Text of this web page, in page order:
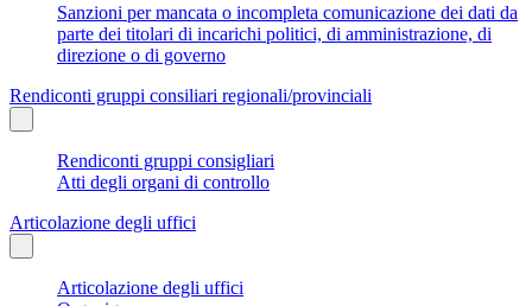
Sanzioni per mancata o incompleta comunicazione dei dati da
parte dei titolari di incarichi politici, di amministrazione, di
direzione o di governo
Rendiconti gruppi consiliari regionali/provinciali
Rendiconti gruppi consigliari
Atti degli organi di controllo
Articolazione degli uffici
Articolazione degli uffici